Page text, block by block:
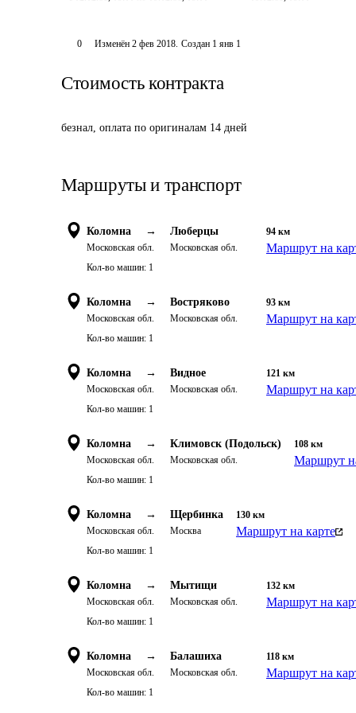
0 Изменён 2 фев 2018. Создан 1 янв 1
Стоимость контракта
безнал, оплата по оригиналам 14 дней
Маршруты и транспорт
Коломна →
Московская обл.
Люберцы
Московская обл.
94 км
Маршрут на
Кол-во машин: 1
Коломна →
Московская обл.
Востряково
Московская обл.
93 км
Маршрут на
Кол-во машин: 1
Коломна →
Московская обл.
Видное
Московская обл.
121 км
Маршрут на
Кол-во машин: 1
Коломна →
Московская обл.
Климовск (Подольск)
Московская обл.
108 км
Маршрут
Кол-во машин: 1
Коломна →
Московская обл.
Щербинка
Москва
130 км
Маршрут на карте
Кол-во машин: 1
Коломна →
Московская обл.
Мытищи
Московская обл.
132 км
Маршрут на
Кол-во машин: 1
Коломна →
Московская обл.
Балашиха
Московская обл.
118 км
Маршрут на
Кол-во машин: 1